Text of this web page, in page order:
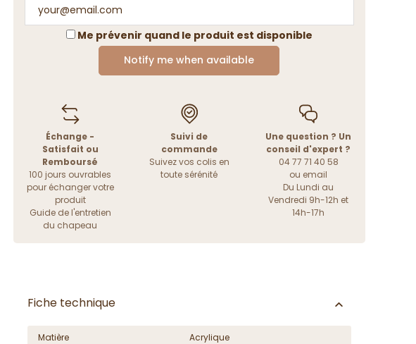
Me prévenir quand le produit est disponible
Notify me when available
Échange -
Satisfait ou
Remboursé
100 jours ouvrables
pour échanger votre
produit
Guide de l'entretien
du chapeau
Suivi de
commande
Suivez vos colis en
toute sérénité
Une question ? Un
conseil d'expert ?
04 77 71 40 58
ou email
Du Lundi au
Vendredi 9h-12h et
14h-17h
Fiche technique
Matière
Acrylique